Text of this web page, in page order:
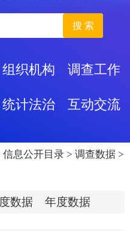
搜 索
组织机构 调查工作
统计法治 互动交流
信息公开目录 > 调查数据 >
数据 年度数据